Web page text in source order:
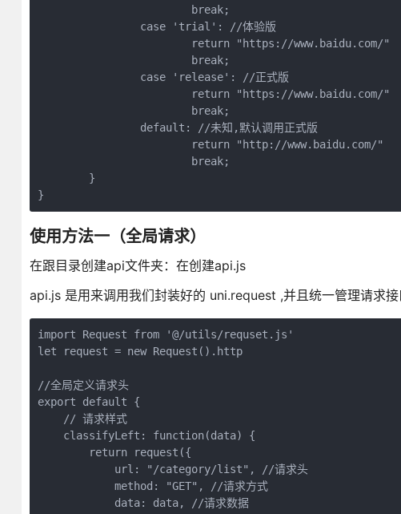
使用方法一（全局请求）
在跟目录创建api文件夹：在创建api.js
api.js 是用来调用我们封装好的 uni.request ,并且统一管理请求
import Request from '@/utils/requset.js'
let request = new Request().http
//全局定义请求头
export default {
    // 请求样式
    classifyLeft: function(data) {
        return request({
            url: "/category/list", //请求头
            method: "GET", //请求方式
            data: data, //请求数据